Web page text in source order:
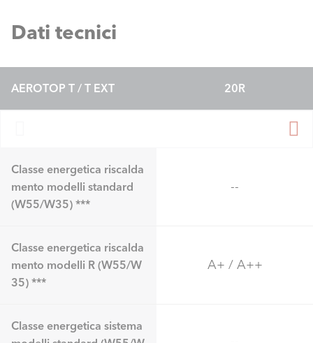
Dati tecnici
AEROTOP T / T EXT 20R
Classe energetica riscalda
mento modelli standard
(W55/W35) ***
--
Classe energetica riscalda
mento modelli R (W55/W
35) ***
A+ / A++
Classe energetica sistema